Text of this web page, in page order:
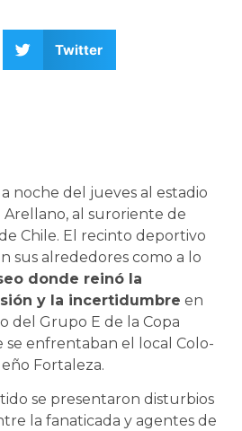
Twitter
noche del jueves al estadio
al suroriente de
Chile. El recinto deportivo
sus alrededores como a lo
donde reinó la
y la incertidumbre en
del Grupo E de la Copa
se enfrentaban el local Colo-
Fortaleza.
se presentaron disturbios
la fanaticada y agentes de